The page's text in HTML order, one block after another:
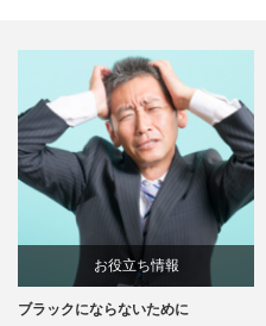
お役立ち情報
ブラックにならないために